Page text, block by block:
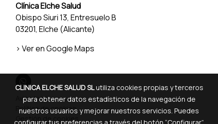
Clínica Elche Salud
Obispo Siuri 13, Entresuelo B
03201, Elche (Alicante)
> Ver en Google Maps
Aviso legal
Política de cookies
Gestión de cookies
CLINICA ELCHE SALUD SLutiliza cookies propias y terceros
para obtener datos estadísticos de la navegación de
nuestros usuarios y mejorar nuestros servicios. Puedes